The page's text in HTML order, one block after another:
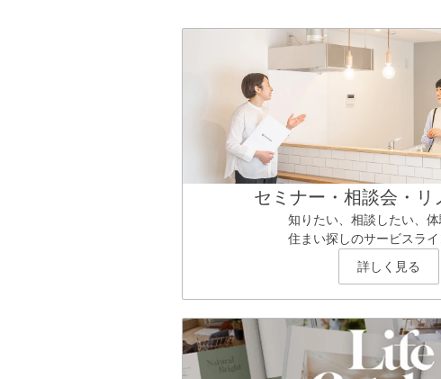
セミナー・相談会・リ
知りたい、相談したい、
住まい探しのサービスラ
詳しく見る